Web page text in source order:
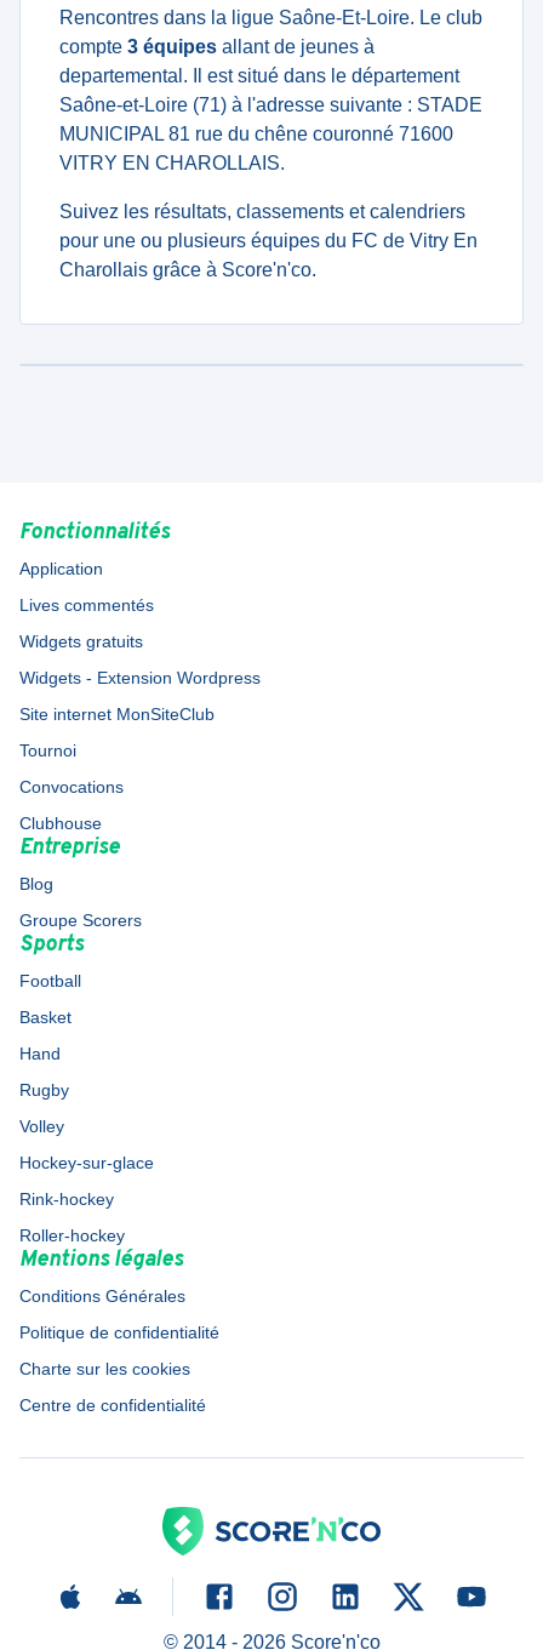
Rencontres dans la ligue Saône-Et-Loire. Le club
compte 3 équipes allant de jeunes à
departemental. Il est situé dans le département
Saône-et-Loire (71) à l'adresse suivante : STADE
MUNICIPAL 81 rue du chêne couronné 71600
VITRY EN CHAROLLAIS.
Suivez les résultats, classements et calendriers
pour une ou plusieurs équipes du FC de Vitry En
Charollais grâce à Score'n'co.
Fonctionnalités
Application
Lives commentés
Widgets gratuits
Widgets - Extension Wordpress
Site internet MonSiteClub
Tournoi
Convocations
Clubhouse
Entreprise
Blog
Groupe Scorers
Sports
Football
Basket
Hand
Rugby
Volley
Hockey-sur-glace
Rink-hockey
Roller-hockey
Mentions légales
Conditions Générales
Politique de confidentialité
Charte sur les cookies
Centre de confidentialité
© 2014 - 2026Score'n'co